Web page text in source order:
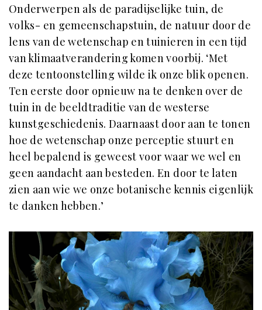
Onderwerpen als de paradijselijke tuin, de
volks- en gemeenschapstuin, de natuur door de
lens van de wetenschap en tuinieren in een tijd
van klimaatverandering komen voorbij. ‘Met
deze tentoonstelling wilde ik onze blik openen.
Ten eerste door opnieuw na te denken over de
tuin in de beeldtraditie van de westerse
kunstgeschiedenis. Daarnaast door aan te tonen
hoe de wetenschap onze perceptie stuurt en
heel bepalend is geweest voor waar we wel en
geen aandacht aan besteden. En door te laten
zien aan wie we onze botanische kennis eigenlijk
te danken hebben.’